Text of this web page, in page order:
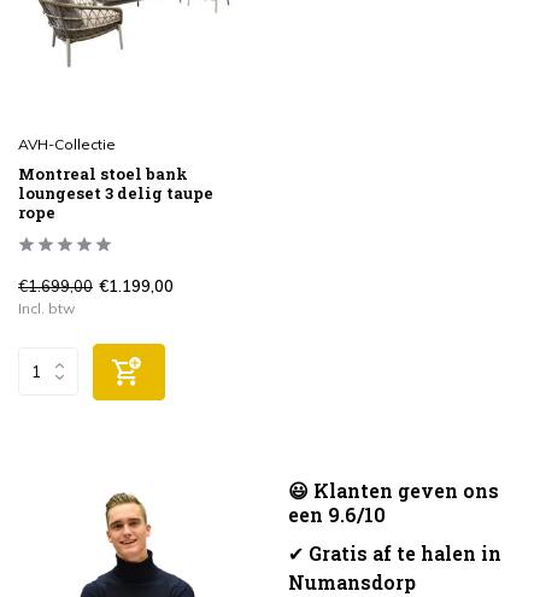
AVH-Collectie
Montreal stoel bank
loungeset 3 delig taupe
rope
€1.699,00 €1.199,00
Incl. btw
😃 Klanten geven ons
een 9.6/10
✔ Gratis af te halen in
Numansdorp